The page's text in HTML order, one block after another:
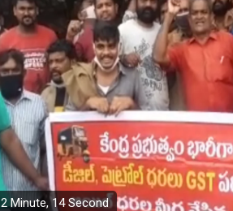
2 Minute, 14 Second